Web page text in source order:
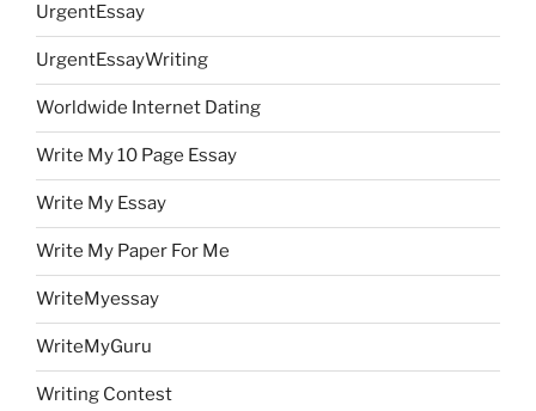
UrgentEssay
UrgentEssayWriting
Worldwide Internet Dating
Write My 10 Page Essay
Write My Essay
Write My Paper For Me
WriteMyessay
WriteMyGuru
Writing Contest